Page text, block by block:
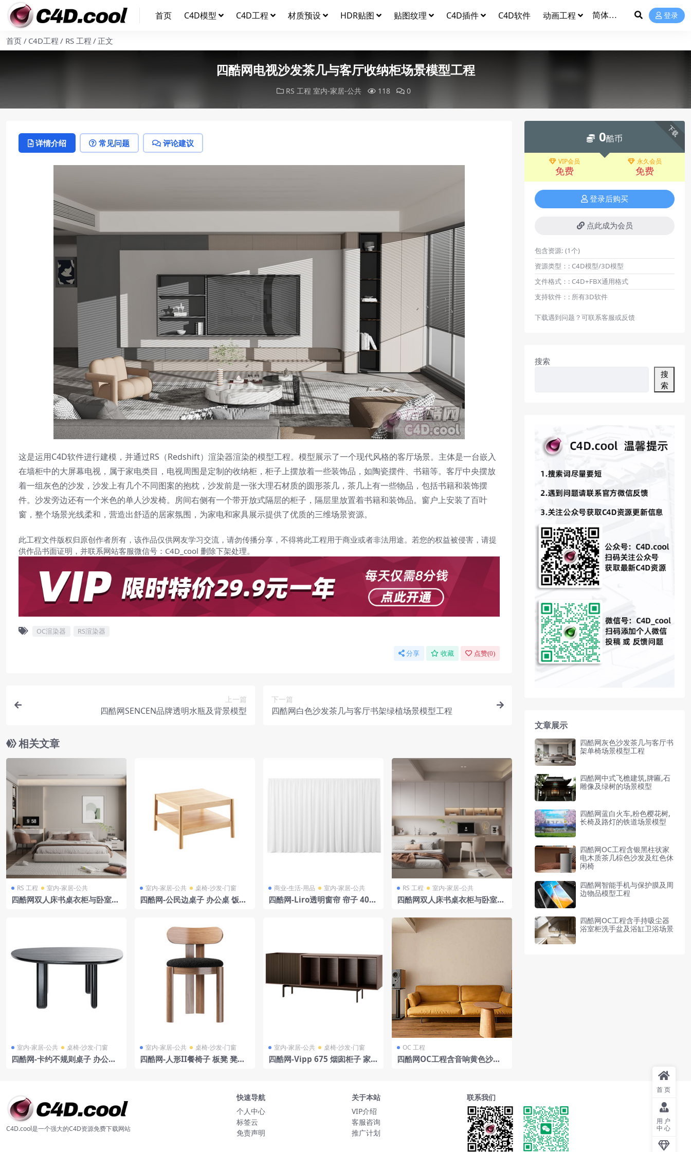
首页 C4D模型 C4D工程 材质预设 HDR贴图 贴图纹理 C4D插件 C4D软件 动画工程 登录
首页 C4D工程 RS 工程 正文
四酷网电视沙发茶几与客厅收纳柜场景模型工程
RS 工程 室内-家居-公共 118 0
详情介绍 常见问题 评论建议
这是运用C4D软件进行建模，并通过RS（Redshift）渲染器渲染的模型工程。模型展示了一个现代风格的客厅场景。主体是一台嵌入
在墙柜中的大屏幕电视，属于家电类目，电视周围是定制的收纳柜，柜子上摆放着一些装饰品，如陶瓷摆件、书籍等。客厅中央摆放
着一组灰色的沙发，沙发上有几个不同图案的抱枕，沙发前是一张大理石材质的圆形茶几，茶几上有一些物品，包括书籍和装饰摆
件。沙发旁边还有一个米色的单人沙发椅。房间右侧有一个带开放式隔层的柜子，隔层里放置着书籍和装饰品。窗户上安装了百叶
窗，整个场景光线柔和，营造出舒适的居家氛围，为家电和家具展示提供了优质的三维场景资源。
此工程文件版权归原创作者所有，该作品仅供网友学习交流，请勿传播分享，不得将此工程用于商业或者非法用途。若您的权益被侵害，请提
供作品书面证明，并联系网站客服微信号：C4D_cool 删除下架处理。
OC渲染器 RS渲染器
分享 收藏 点赞(0)
上一篇
四酷网SENCEN品牌透明水瓶及背景模型
下一篇
四酷网白色沙发茶几与客厅书架绿植场景模型工程
相关文章
RS 工程 室内-家居-公共
四酷网双人床书桌衣柜与卧室时
室内-家居-公共 桌椅-沙发-门窗
四酷网-公民边桌子 办公桌 饭桌
商业-生活-用品 室内-家居-公共
四酷网-Liro透明窗帘 帘子 400
RS 工程 室内-家居-公共
四酷网双人床书桌衣柜与卧室办
室内-家居-公共 桌椅-沙发-门窗
四酷网-卡约不规则桌子 办公桌
室内-家居-公共 桌椅-沙发-门窗
四酷网-人形II餐椅子 板凳 凳子
室内-家居-公共 桌椅-沙发-门窗
四酷网-Vipp 675 烟囱柜子 家具
OC 工程
四酷网OC工程含音响黄色沙发
下载
0酷币
VIP会员
免费
永久会员
免费
登录后购买
点此成为会员
包含资源: (1个)
资源类型：: C4D模型/3D模型
文件格式：: C4D+FBX通用格式
支持软件：: 所有3D软件
下载遇到问题？可联系客服或反馈
搜索
搜
索
文章展示
四酷网灰色沙发茶几与客厅书
架单椅场景模型工程
四酷网中式飞檐建筑,牌匾,石
雕像及绿树的场景模型
四酷网蓝白火车,粉色樱花树,
长椅及路灯的铁道场景模型
四酷网OC工程含银黑柱状家
电木质茶几棕色沙发及红色休
闲椅
四酷网智能手机与保护膜及周
边物品模型工程
四酷网OC工程含手持吸尘器
浴室柜洗手盆及浴缸卫浴场景
C4D.cool是一个强大的C4D资源免费下载网站
快速导航
个人中心
标签云
免责声明
关于本站
VIP介绍
客服咨询
推广计划
联系我们
首页
用户
中心